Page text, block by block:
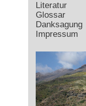
Literatur
Glossar
Danksagung
Impressum